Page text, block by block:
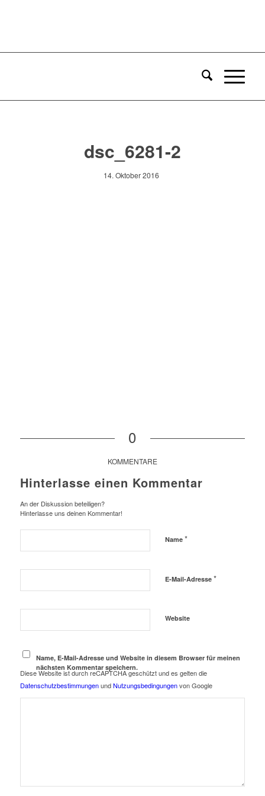
dsc_6281-2
14. Oktober 2016
0
KOMMENTARE
Hinterlasse einen Kommentar
An der Diskussion beteiligen?
Hinterlasse uns deinen Kommentar!
Name *
E-Mail-Adresse *
Website
Name, E-Mail-Adresse und Website in diesem Browser für meinen
nächsten Kommentar speichern.
Diese Website ist durch reCAPTCHA geschützt und es gelten die
DatenschutzbestimmungenundNutzungsbedingungenvon Google